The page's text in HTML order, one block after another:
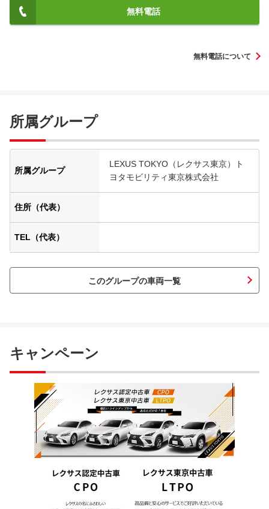
無料電話
無料電話について
所属グループ
所属グループ
LEXUS TOKYO（レクサス東京）ト
ヨタモビリティ東京株式会社
住所（代表）
TEL（代表）
このグループの車両一覧
キャンペーン